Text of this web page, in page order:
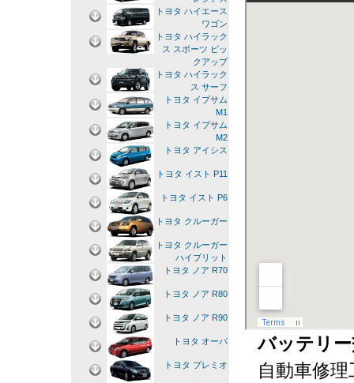
バッテリ
自動車修
トヨタ ハイエース
ワゴン
トヨタ ハイラック
ス スポーツ ピッ
クアップ
トヨタ ハイラック
ス サーフ
トヨタ イプサム
M1
トヨタ イプサム
M2
トヨタ アイシス
トヨタ イスト P11
トヨタ イスト P6
トヨタ クルーガー
トヨタ クルーガー
ハイブリット
トヨタ ノア R70
トヨタ ノア R80
トヨタ ノア R90
トヨタ オーパ
トヨタ プレミオ